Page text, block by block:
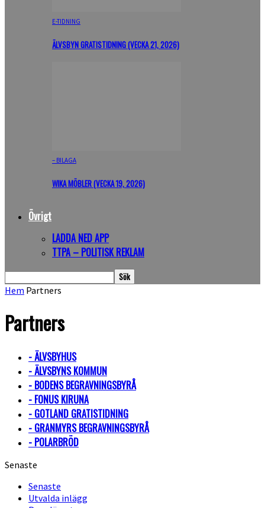
E-TIDNING
ÄLVSBYN GRATISTIDNING (VECKA 21, 2026)
– BILAGA
WIKA MÖBLER (VECKA 19, 2026)
Övrigt
LADDA NED APP
TTPA – POLITISK REKLAM
Hem Partners
Partners
- ÄLVSBYHUS
- ÄLVSBYNS KOMMUN
- BODENS BEGRAVNINGSBYRÅ
- FONUS KIRUNA
- GOTLAND GRATISTIDNING
- GRANMYRS BEGRAVNINGSBYRÅ
- POLARBRÖD
Senaste
Senaste
Utvalda inlägg